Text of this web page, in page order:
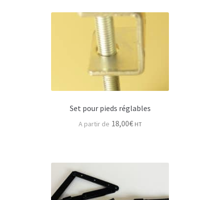
Peinture enceinte
Installation (rig & stack)
Rig et platines diverses
Câble acier
Enceintes en KIT
Set pour pieds réglables
18,00€ HT